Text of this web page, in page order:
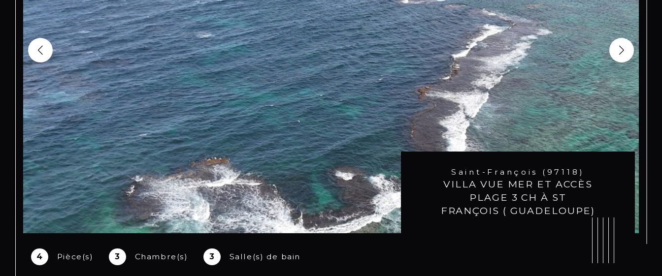
Saint-François (97118)
VILLA VUE MER ET ACCÈS
PLAGE 3 CH À ST
FRANÇOIS ( GUADELOUPE)
4 Pièce(s) 3 Chambre(s) 3 Salle(s) de bain